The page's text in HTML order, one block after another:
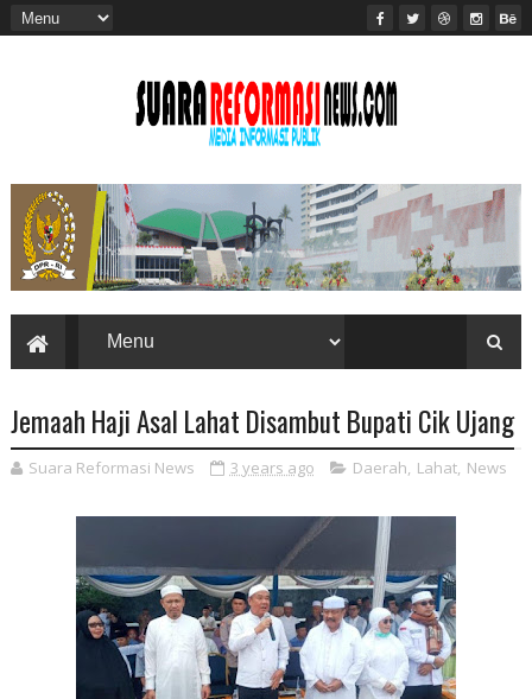
Jemaah Haji Asal Lahat Disambut Bupati Cik Ujang
Suara Reformasi News 3 years ago Daerah, Lahat, News